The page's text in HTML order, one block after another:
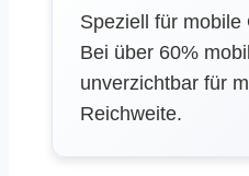
Speziell für mobile
Bei über 60%
unverzichtbar für
Reichweite.